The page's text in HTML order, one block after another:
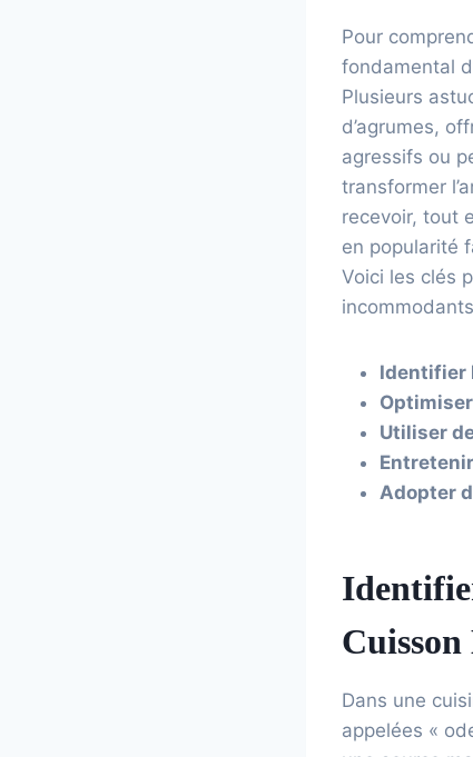
Pour
fondamental
Plusieurs
d’agrumes,
agressifs ou
transformer
recevoir, tout
en popularité
Voici les clés
Identifier
Utiliser
Adopter
Dans une
appelées «